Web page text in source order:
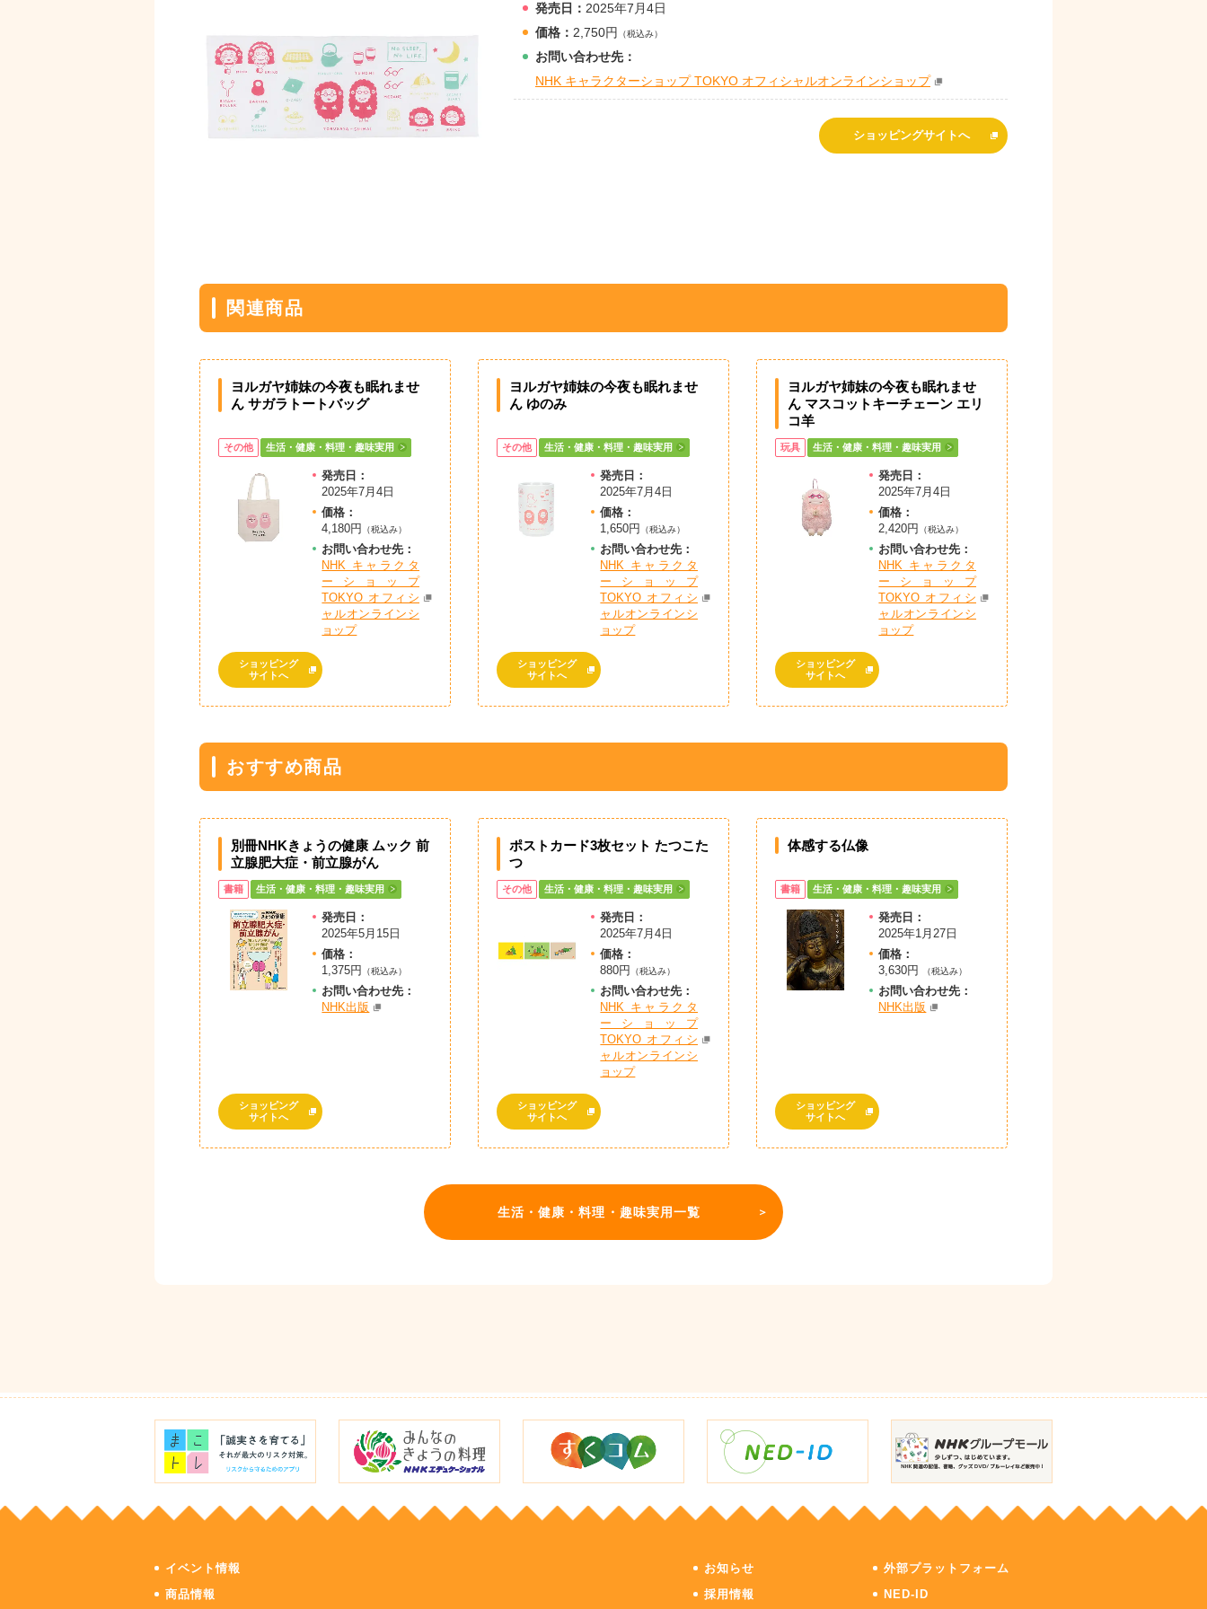
発売日： 2025年7月4日
価格： 2,750円 （税込み）
お問い合わせ先：
NHK キャラクターショップ TOKYO オフィシャルオンラインショップ
ショッピングサイトへ
関連商品
ヨルガヤ姉妹の今夜も眠れませ
ん サガラトートバッグ
その他 生活・健康・料理・趣味実用
発売日：
2025年7月4日
価格：
4,180円
（税込み）
お問い合わせ先：
NHK キャラクタ
ーショップ
TOKYO オフィシ
ャルオンラインシ
ョップ
ショッピング
サイトへ
ヨルガヤ姉妹の今夜も眠れませ
ん ゆのみ
その他 生活・健康・料理・趣味実用
発売日：
2025年7月4日
価格：
1,650円
（税込み）
お問い合わせ先：
NHK キャラクタ
ーショップ
TOKYO オフィシ
ャルオンラインシ
ョップ
ショッピング
サイトへ
ヨルガヤ姉妹の今夜も眠れませ
ん マスコットキーチェーン エリ
コ羊
玩具 生活・健康・料理・趣味実用
発売日：
2025年7月4日
価格：
2,420円
（税込み）
お問い合わせ先：
NHK キャラクタ
ーショップ
TOKYO オフィシ
ャルオンラインシ
ョップ
ショッピング
サイトへ
おすすめ商品
別冊NHKきょうの健康 ムック 前
立腺肥大症・前立腺がん
書籍 生活・健康・料理・趣味実用
発売日：
2025年5月15日
価格：
1,375円
（税込み）
お問い合わせ先：
NHK出版
ショッピング
サイトへ
ポストカード3枚セット たつこた
つ
その他 生活・健康・料理・趣味実用
発売日：
2025年7月4日
価格：
880円
（税込み）
お問い合わせ先：
NHK キャラクタ
ーショップ
TOKYO オフィシ
ャルオンラインシ
ョップ
ショッピング
サイトへ
体感する仏像
書籍 生活・健康・料理・趣味実用
発売日：
2025年1月27日
価格：
3,630円
（税込み）
お問い合わせ先：
NHK出版
ショッピング
サイトへ
生活・健康・料理・趣味実用一覧
イベント情報
商品情報
お知らせ
採用情報
外部プラットフォーム
NED-ID